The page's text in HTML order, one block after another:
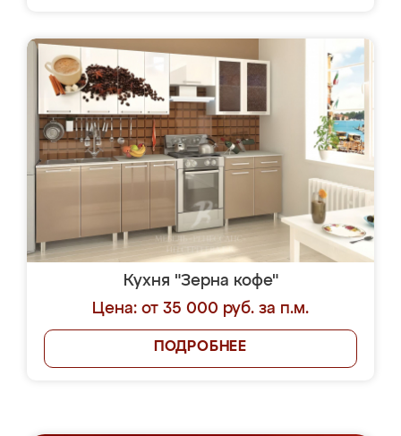
Кухня "Зерна кофе"
Цена: от 35 000 руб. за п.м.
ПОДРОБНЕЕ